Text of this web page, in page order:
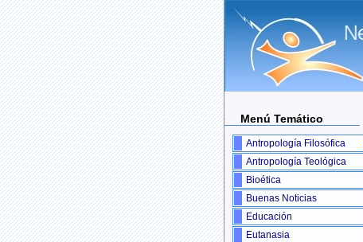
Menú Temático
Antropología Filosófica
Antropología Teológica
Bioética
Buenas Noticias
Educación
Eutanasia